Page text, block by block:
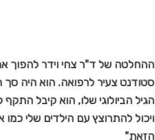
ההחלטה של ד"ר צחי וידר להפוך
הגיל הביולוגי שלו, הוא קיבל
ויכול להתרוצץ עם הילדים שלי
הזאת"